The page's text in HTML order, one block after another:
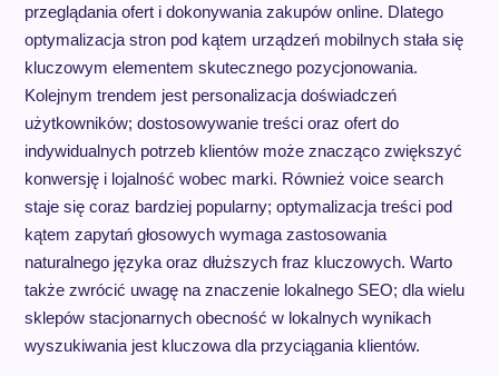
przeglądania ofert i dokonywania zakupów online. Dlatego
optymalizacja stron pod kątem urządzeń mobilnych stała się
kluczowym elementem skutecznego pozycjonowania.
Kolejnym trendem jest personalizacja doświadczeń
użytkowników; dostosowywanie treści oraz ofert do
indywidualnych potrzeb klientów może znacząco zwiększyć
konwersję i lojalność wobec marki. Również voice search
staje się coraz bardziej popularny; optymalizacja treści pod
kątem zapytań głosowych wymaga zastosowania
naturalnego języka oraz dłuższych fraz kluczowych. Warto
także zwrócić uwagę na znaczenie lokalnego SEO; dla wielu
sklepów stacjonarnych obecność w lokalnych wynikach
wyszukiwania jest kluczowa dla przyciągania klientów.